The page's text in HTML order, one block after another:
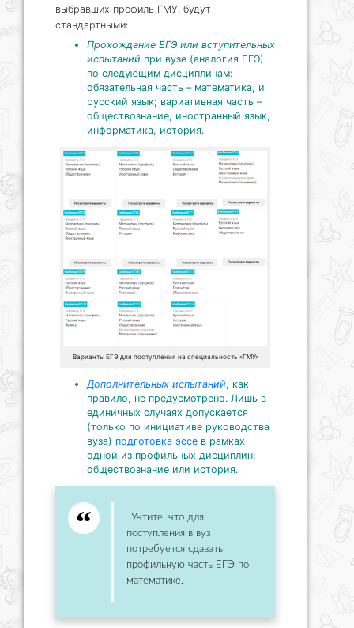
выбравших профиль ГМУ, будут
стандартными:
Прохождение ЕГЭ или вступительных
испытаний при вузе (аналогия ЕГЭ)
по следующим дисциплинам:
обязательная часть – математика, и
русский язык; вариативная часть –
обществознание, иностранный язык,
информатика, история.
Варианты ЕГЭ для поступления на специальность «ГМУ»
Дополнительных испытаний, как
правило, не предусмотрено. Лишь в
единичных случаях допускается
(только по инициативе руководства
вуза) подготовка эссе в рамках
одной из профильных дисциплин:
обществознание или история.
Учтите, что для
поступления в вуз
потребуется сдавать
профильную часть ЕГЭ по
математике.